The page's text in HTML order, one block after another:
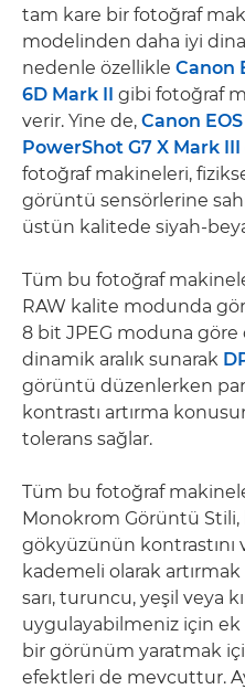
tam kare bir fotoğraf
modelinden daha iyi
nedenle özellikle Canon
6D Mark II gibi fotoğraf
verir. Yine de, Canon
PowerShot G7 X Mark III
fotoğraf makineleri,
görüntü sensörlerine
üstün kalitede siyah-
Tüm bu fotoğraf
RAW kalite modunda
8 bit JPEG moduna
dinamik aralık sunarak
görüntü düzenlerken
kontrastı artırma
tolerans sağlar.
Tüm bu fotoğraf
Monokrom Görüntü
gökyüzünün
kademeli olarak
sarı, turuncu, yeşil veya
uygulayabilmeniz için ek
bir görünüm yaratmak
efektleri de mevcuttur.